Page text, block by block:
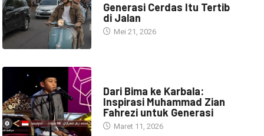
Generasi Cerdas Itu Tertib
di Jalan
Mei 21, 2026
Dari Bima ke Karbala:
Inspirasi Muhammad Zian
Fahrezi untuk Generasi
Maret 11, 2026